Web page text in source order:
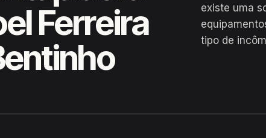
Ferreira
existe uma
tipo de